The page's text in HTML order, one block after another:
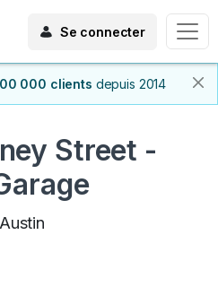
Se connecter
000 clients depuis 2014
Street -